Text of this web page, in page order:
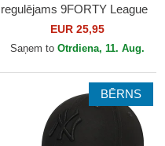
regulējams 9FORTY League
Essential no New York
Yankees MLB no New Era
EUR 25,95
Saņem to Otrdiena, 11. Aug.
BĒRNS